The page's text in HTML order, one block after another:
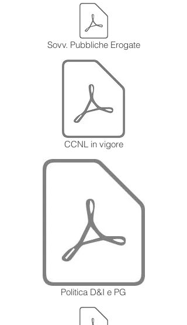
Sovv. Pubbliche Erogate
CCNL in vigore
Politica D&I e PG